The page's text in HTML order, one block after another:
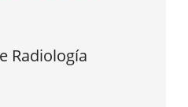
Radiología